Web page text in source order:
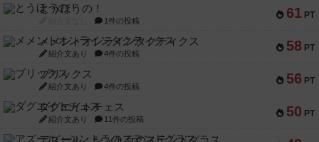
61 PT
とうほうの！
1件の投稿
58 PT
メメントオンラインタクティクス
紹介文あり 4件の投稿
56 PT
ブリックス
紹介文あり 4件の投稿
50 PT
ダグエイトチェス
紹介文あり 11件の投稿